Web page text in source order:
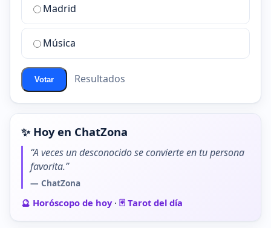
chat
ChatZona?
Madrid
Música
Votar Resultados
✨ Hoy en ChatZona
“A veces un desconocido se convierte en tu persona
favorita.”
— ChatZona
🔮 Horóscopo de hoy· 🃏 Tarot del día